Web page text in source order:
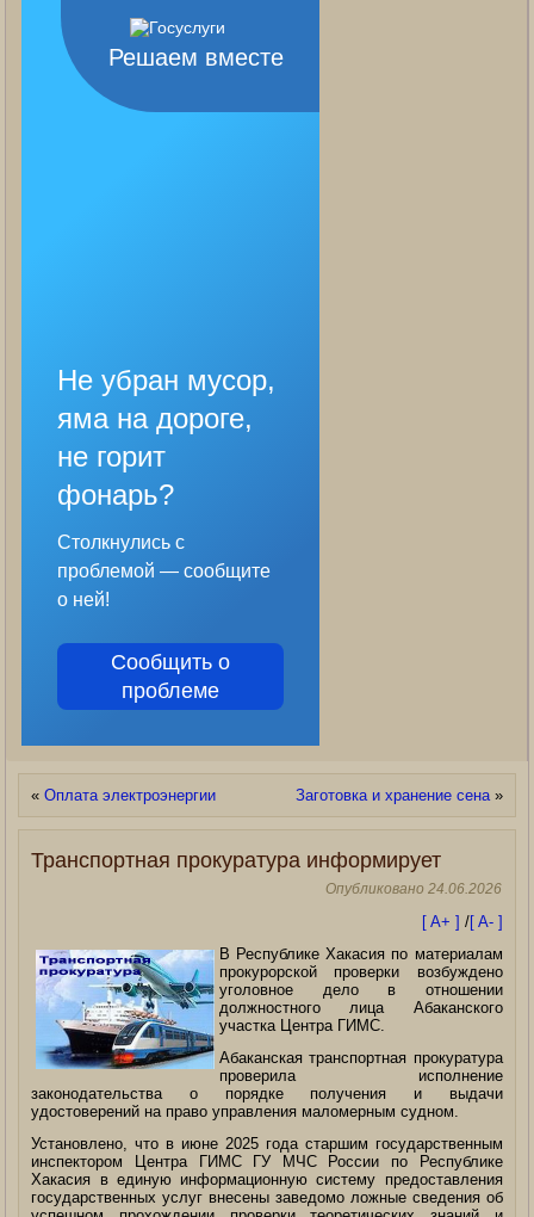
Решаем вместе
Не убран мусор,
яма на дороге,
не горит
фонарь?
Столкнулись с
проблемой — сообщите
о ней!
Сообщить о
проблеме
«Оплата электроэнергии Заготовка и хранение сена»
Транспортная прокуратура информирует
Опубликовано 24.06.2026
[ A+ ] /[ A- ]
В Республике Хакасия по материалам
прокурорской проверки возбуждено
уголовное дело в отношении
должностного лица Абаканского
участка Центра ГИМС.
Абаканская транспортная прокуратура
проверила исполнение
законодательства о порядке получения и выдачи
удостоверений на право управления маломерным судном.
Установлено, что в июне 2025 года старшим государственным
инспектором Центра ГИМС ГУ МЧС России по Республике
Хакасия в единую информационную систему предоставления
государственных услуг внесены заведомо ложные сведения об